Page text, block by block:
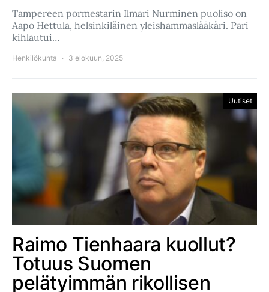
Tampereen pormestarin Ilmari Nurminen puoliso on
Aapo Hettula, helsinkiläinen yleishammaslääkäri. Pari
kihlautui…
Henkilökunta 3 elokuun, 2025
Uutiset
Raimo Tienhaara kuollut?
Totuus Suomen
pelätyimmän rikollisen